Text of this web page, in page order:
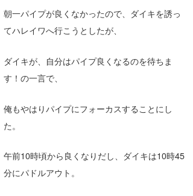
朝一パイプが良くなかったので、ダイキを誘っ
てハレイワへ行こうとしたが、
ダイキが、自分はパイプ良くなるのを待ちま
す！の一言で、
俺もやはりパイプにフォーカスすることにし
た。
午前10時頃から良くなりだし、ダイキは10時45
分にパドルアウト。